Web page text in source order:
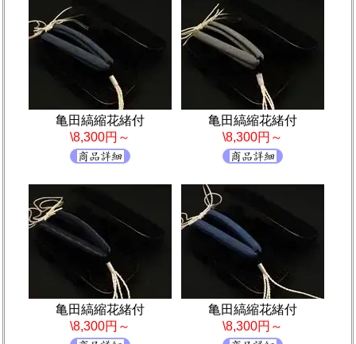
亀田縞縮花緒付
\8,300円～
亀田縞縮花緒付
\8,300円～
亀田縞縮花緒付
\8,300円～
亀田縞縮花緒付
\8,300円～